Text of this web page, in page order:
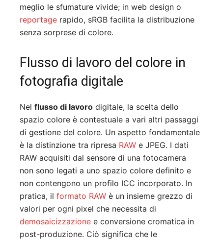
meglio le sfumature vivide; in web design o
reportage rapido, sRGB facilita la distribuzione
senza sorprese di colore.
Flusso di lavoro del colore in
fotografia digitale
Nel flusso di lavoro digitale, la scelta dello
spazio colore è contestuale a vari altri passaggi
di gestione del colore. Un aspetto fondamentale
è la distinzione tra ripresa RAW e JPEG. I dati
RAW acquisiti dal sensore di una fotocamera
non sono legati a uno spazio colore definito e
non contengono un profilo ICC incorporato. In
pratica, il formato RAW è un insieme grezzo di
valori per ogni pixel che necessita di
demosaicizzazione e conversione cromatica in
post-produzione. Ciò significa che le